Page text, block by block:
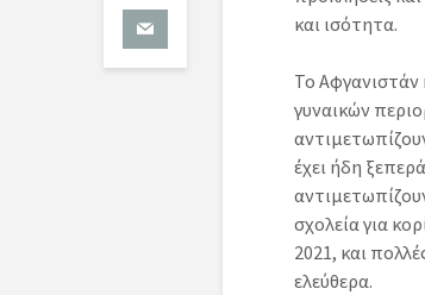
και ισότητα.
Το Αφγανιστάν
γυναικών
έχει ήδη
σχολεία για
2021, και
ελεύθερα.